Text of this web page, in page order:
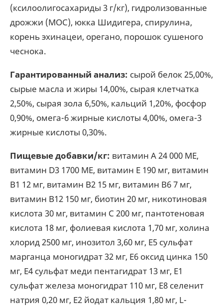
(ксилоолигосахариды 3 г/кг), гидролизованные
дрожжи (МОС), юкка Шидигера, спирулина,
корень эхинацеи, орегано, порошок сушеного
чеснока.
Гарантированный анализ: сырой белок 25,00%,
сырые масла и жиры 14,00%, сырая клетчатка
2,50%, сырая зола 6,50%, кальций 1,20%, фосфор
0,90%, омега-6 жирные кислоты 4,00%, омега-3
жирные кислоты 0,30%.
Пищевые добавки/кг: витамин А 24 000 МЕ,
витамин D3 1700 МЕ, витамин Е 190 мг, витамин
В1 12 мг, витамин В2 15 мг, витамин В6 7 мг,
витамин В12 150 мг, биотин 20 мг, никотиновая
кислота 30 мг, витамин С 200 мг, пантотеновая
кислота 18 мг, фолиевая кислота 1,70 мг, холина
хлорид 2500 мг, инозитол 3,60 мг, Е5 сульфат
марганца моногидрат 32 мг, Е6 оксид цинка 150
мг, Е4 сульфат меди пентагидрат 13 мг, Е1
сульфат железа моногидрат 110 мг, Е8 селенит
натрия 0,20 мг, Е2 йодат кальция 1,80 мг, L-